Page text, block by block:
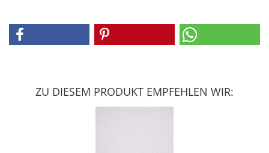
ZU DIESEM PRODUKT EMPFEHLEN WIR: